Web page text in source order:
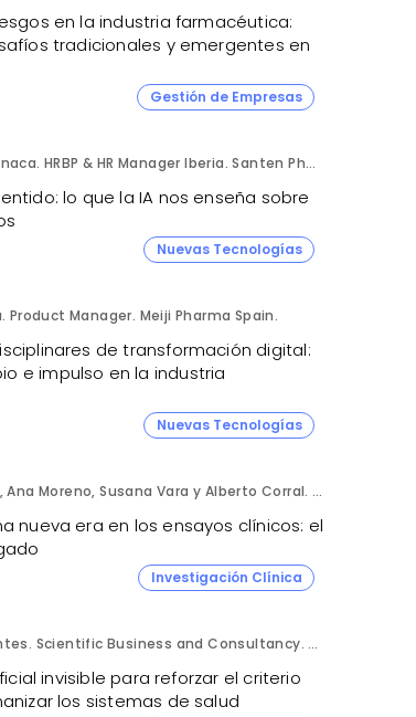
en la industria farmacéutica:
tradicionales y emergentes en
Gestión de Empresas
Valentina Monaca. HRBP & HR Manager Iberia. Santen Pharmaceutical.
lo que la IA nos enseña sobre
Nuevas Tecnologías
Product Manager. Meiji Pharma Spain.
de transformación digital:
e impulso en la industria
Nuevas Tecnologías
Belén Alonso, Ana Moreno, Susana Vara y Alberto Corral. Apices.
nueva era en los ensayos clínicos: el
Investigación Clínica
Marta Cervantes. Scientific Business and Consultancy. Punta Alta.
invisible para reforzar el criterio
los sistemas de salud